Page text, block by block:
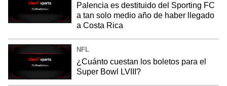
Palencia es destituido del Sporting FC
a tan solo medio año de haber llegado
a Costa Rica
NFL
¿Cuánto cuestan los boletos para el
Super Bowl LVIII?